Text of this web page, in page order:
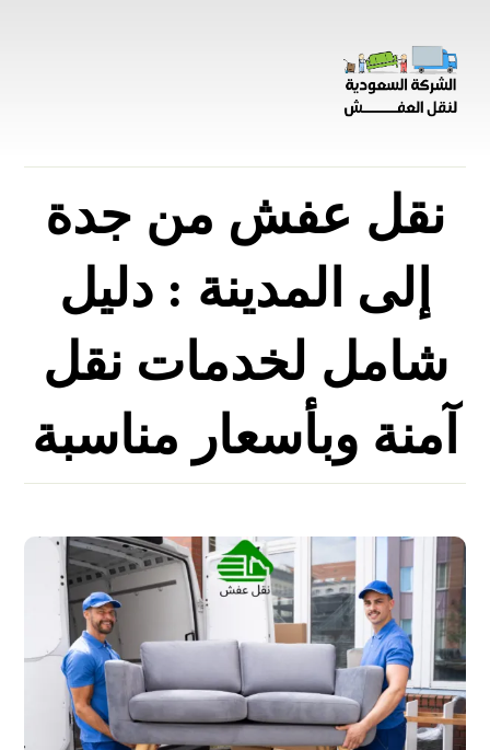
نقل عفش من جدة
إلى المدينة : دليل
شامل لخدمات نقل
آمنة وبأسعار مناسبة